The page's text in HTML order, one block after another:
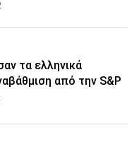
τα ελληνικά
από την S&P